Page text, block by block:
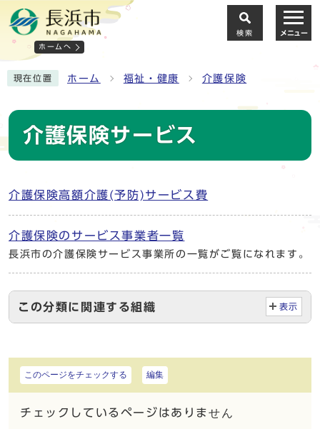
ホームへ
検索 メニュー
現在位置 ホーム 福祉・健康 介護保険
介護保険サービス
介護保険高額介護(予防)サービス費
介護保険のサービス事業者一覧
長浜市の介護保険サービス事業所の一覧がご覧になれます。
この分類に関連する組織 表示
このページをチェックする 編集
チェックしているページはありません